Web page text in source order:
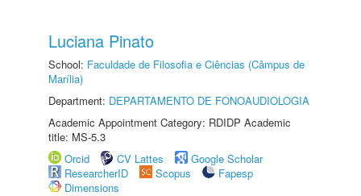
Luciana Pinato
School: Faculdade de Filosofia e Ciências (Câmpus de
Marília)
Department: DEPARTAMENTO DE FONOAUDIOLOGIA
Academic Appointment Category: RDIDP Academic
title: MS-5.3
Orcid
CV Lattes
Google Scholar
ResearcherID
Scopus
Fapesp
Dimensions